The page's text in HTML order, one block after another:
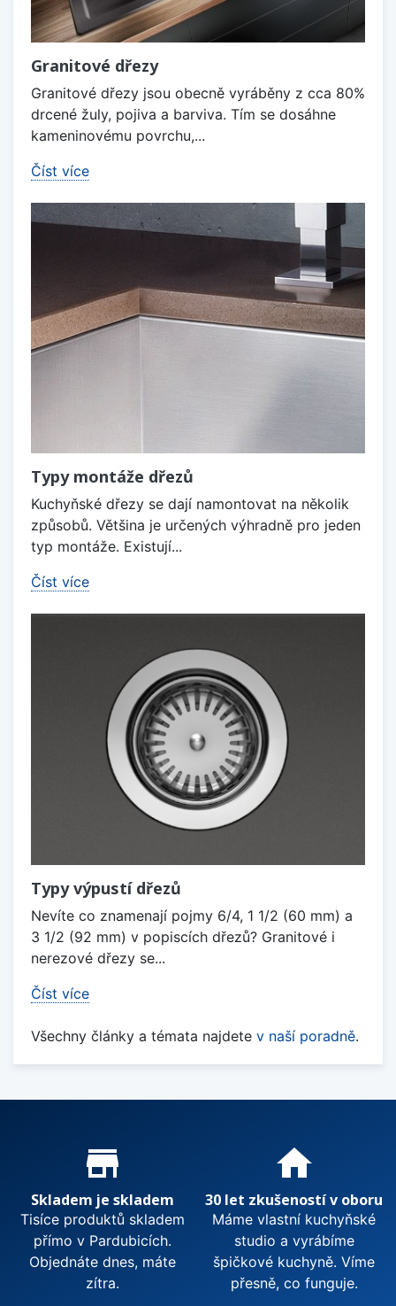
Granitové dřezy
Granitové dřezy jsou obecně vyráběny z cca 80%
drcené žuly, pojiva a barviva. Tím se dosáhne
kameninovému povrchu,...
Číst více
Typy montáže dřezů
Kuchyňské dřezy se dají namontovat na několik
způsobů. Většina je určených výhradně pro jeden
typ montáže. Existují...
Číst více
Typy výpustí dřezů
Nevíte co znamenají pojmy 6/4, 1 1/2 (60 mm) a
3 1/2 (92 mm) v popiscích dřezů? Granitové i
nerezové dřezy se...
Číst více
Všechny články a témata najdete v naší poradně.
Proč nakupovat u nás?
store_mall_directory
Skladem je skladem
Tisíce produktů skladem
přímo v Pardubicích.
Objednáte dnes, máte
zítra.
home
30 let zkušeností v oboru
Máme vlastní kuchyňské
studio a vyrábíme
špičkové kuchyně. Víme
přesně, co funguje.